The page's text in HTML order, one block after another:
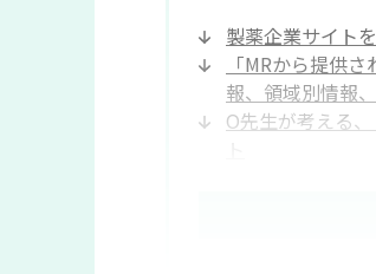
製薬企業サイト
「MRから提供
報、領域別情報
O先生が考える